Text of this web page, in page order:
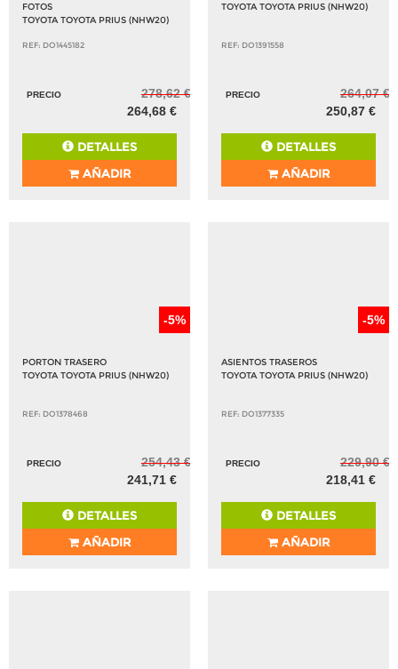
FOTOS
TOYOTA TOYOTA PRIUS (NHW20)
REF: DO1445182
PRECIO
278,62 €
264,68 €
DETALLES
AÑADIR
TOYOTA TOYOTA PRIUS (NHW20)
REF: DO1391558
PRECIO
264,07 €
250,87 €
DETALLES
AÑADIR
-5%
PORTON TRASERO
TOYOTA TOYOTA PRIUS (NHW20)
REF: DO1378468
PRECIO
254,43 €
241,71 €
DETALLES
AÑADIR
-5%
ASIENTOS TRASEROS
TOYOTA TOYOTA PRIUS (NHW20)
REF: DO1377335
PRECIO
229,90 €
218,41 €
DETALLES
AÑADIR